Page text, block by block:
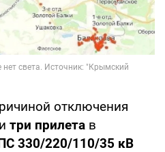
отключения
три прилета в
330/220/110/35 кВ